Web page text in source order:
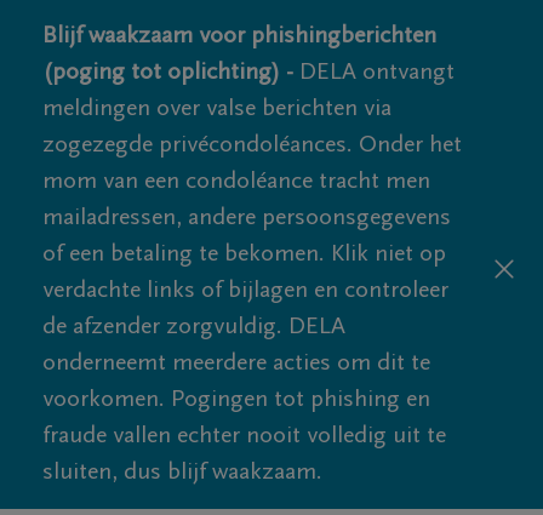
Blijf waakzaam voor phishingberichten
(poging tot oplichting) - DELA ontvangt
meldingen over valse berichten via
zogezegde privécondoléances. Onder het
mom van een condoléance tracht men
mailadressen, andere persoonsgegevens
of een betaling te bekomen. Klik niet op
verdachte links of bijlagen en controleer
de afzender zorgvuldig. DELA
onderneemt meerdere acties om dit te
voorkomen. Pogingen tot phishing en
fraude vallen echter nooit volledig uit te
sluiten, dus blijf waakzaam.